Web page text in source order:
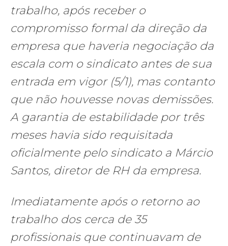
trabalho, após receber o
compromisso formal da direção da
empresa que haveria negociação da
escala com o sindicato antes de sua
entrada em vigor (5/1), mas contanto
que não houvesse novas demissões.
A garantia de estabilidade por três
meses havia sido requisitada
oficialmente pelo sindicato a Márcio
Santos, diretor de RH da empresa.
Imediatamente após o retorno ao
trabalho dos cerca de 35
profissionais que continuavam de